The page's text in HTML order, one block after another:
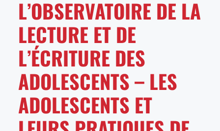
L’OBSERVATOIRE DE LA
LECTURE ET DE
L’ÉCRITURE DES
ADOLESCENTS – LES
ADOLESCENTS ET